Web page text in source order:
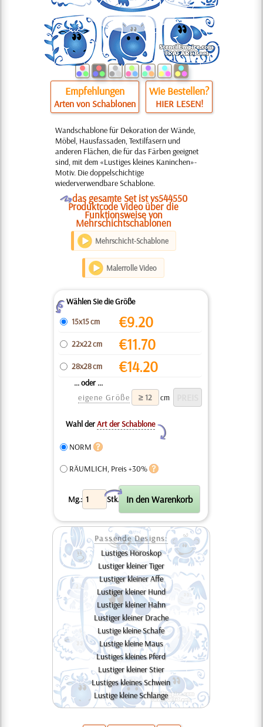
Empfehlungen
Arten von Schablonen
Wie Bestellen?
HIER LESEN!
Wandschablone für Dekoration der Wände,
Möbel, Hausfassaden, Textilfasern und
anderen Flächen, die für das Färben geeignet
sind, mit dem «Lustiges kleines Kaninchen»-
Motiv. Die doppelschichtige
wiederverwendbare Schablone.
Odas gesamte Set ist vs544550
Produktcode Video über die
Funktionsweise von
Mehrschichtschablonen
Mehrschicht-Schablone
Malerrolle Video
ZWählen Sie die Größe
15x15 cm
€9.20
22x22 cm €11.70
28x28 cm €14.20
... oder ...
eigene Größe
cm
Wahl derArt der Schablone
Y
NORM
RÄUMLICH, Preis +30%
Mg.: Stk.
X
Passende Designs:
Lustiges Horoskop
Lustiger kleiner Tiger
Lustiger kleiner Affe
Lustiger kleiner Hund
Lustiger kleiner Hahn
Lustiger kleiner Drache
Lustige kleine Schafe
Lustige kleine Maus
Lustiges kleines Pferd
Lustiger kleiner Stier
Lustiges kleines Schwein
Lustige kleine Schlange